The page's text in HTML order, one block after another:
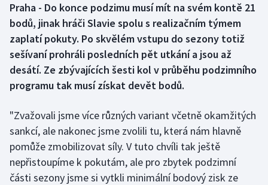
Box
Curling
Dostihy
Florbal
Futsal
Golf
Praha - Do konce podzimu musí mít na svém kontě 21
bodů, jinak hráči Slavie spolu s realizačním týmem
zaplatí pokuty. Po skvělém vstupu do sezony totiž
sešívaní prohráli posledních pět utkání a jsou až
desátí. Ze zbývajících šesti kol v průběhu podzimního
programu tak musí získat devět bodů.
"Zvažovali jsme více různých variant včetně okamžitých
sankcí, ale nakonec jsme zvolili tu, která nám hlavně
pomůže zmobilizovat síly. V tuto chvíli tak ještě
nepřistoupíme k pokutám, ale pro zbytek podzimní
části sezony jsme si vytkli minimální bodový zisk ze